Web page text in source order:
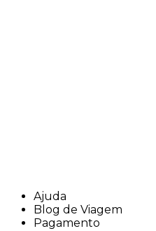
Ajuda
Blog de Viagem
Pagamento